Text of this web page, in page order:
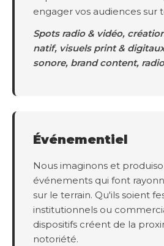
engager vos audiences sur
Spots radio & vidéo,
natif, visuels print &
sonore, brand content,
Événementiel
Nous imaginons et
événements qui font
sur le terrain. Qu'ils soient
institutionnels ou
dispositifs créent de la
notoriété.